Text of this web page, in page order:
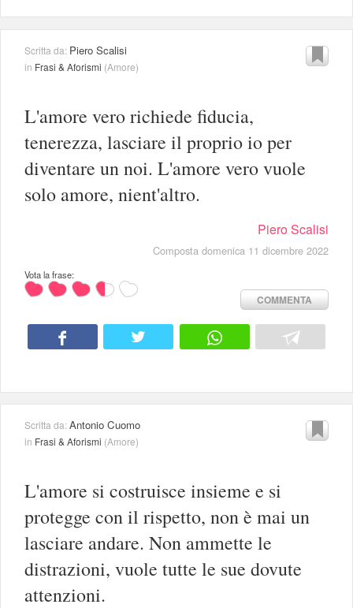
Scritta da: Piero Scalisi
in Frasi & Aforismi (Amore)
L'amore vero richiede fiducia,
tenerezza, lasciare il proprio io per
diventare un noi. L'amore vero vuole
solo amore, nient'altro.
Piero Scalisi
Composta domenica 11 dicembre 2022
Vota la frase:
COMMENTA
Scritta da:Antonio Cuomo
in Frasi & Aforismi (Amore)
L'amore si costruisce insieme e si
protegge con il rispetto, non è mai un
lasciare andare. Non ammette le
distrazioni, vuole tutte le sue dovute
attenzioni.